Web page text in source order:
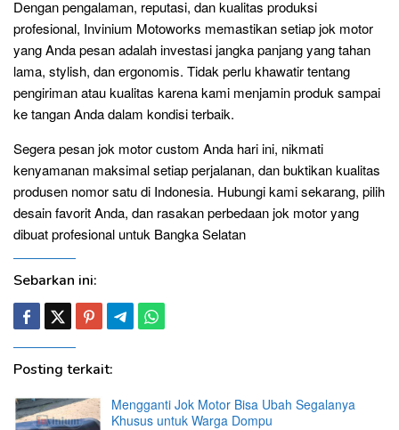
Dengan pengalaman, reputasi, dan kualitas produksi
profesional, Invinium Motoworks memastikan setiap jok motor
yang Anda pesan adalah investasi jangka panjang yang tahan
lama, stylish, dan ergonomis. Tidak perlu khawatir tentang
pengiriman atau kualitas karena kami menjamin produk sampai
ke tangan Anda dalam kondisi terbaik.
Segera pesan jok motor custom Anda hari ini, nikmati
kenyamanan maksimal setiap perjalanan, dan buktikan kualitas
produsen nomor satu di Indonesia. Hubungi kami sekarang, pilih
desain favorit Anda, dan rasakan perbedaan jok motor yang
dibuat profesional untuk Bangka Selatan
Sebarkan ini:
Posting terkait:
Mengganti Jok Motor Bisa Ubah Segalanya
Khusus untuk Warga Dompu